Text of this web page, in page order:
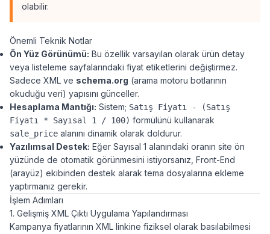
olabilir.
Önemli Teknik Notlar
Ön Yüz Görünümü: Bu özellik varsayılan olarak ürün detay
veya listeleme sayfalarındaki fiyat etiketlerini değiştirmez.
Sadece XML ve schema.org (arama motoru botlarının
okuduğu veri) yapısını günceller.
Hesaplama Mantığı: Sistem; Satış Fiyatı - (Satış
Fiyatı * Sayısal 1 / 100) formülünü kullanarak
sale_price alanını dinamik olarak doldurur.
Yazılımsal Destek: Eğer Sayısal 1 alanındaki oranın site ön
yüzünde de otomatik görünmesini istiyorsanız, Front-End
(arayüz) ekibinden destek alarak tema dosyalarına ekleme
yaptırmanız gerekir.
İşlem Adımları
1. Gelişmiş XML Çıktı Uygulama Yapılandırması
Kampanya fiyatlarının XML linkine fiziksel olarak basılabilmesi